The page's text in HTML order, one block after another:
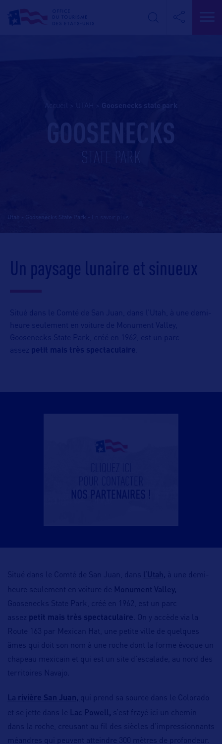
Accueil UTAH goosenecks state park
GOOSENECKS
STATE PARK
Utah - Goosenecks State Park
Un paysage lunaire et sinueux
Situé dans le Comté de San Juan, dans l’Utah, à une demi-
heure seulement en voiture de Monument Valley,
Goosenecks State Park, créé en 1962, est un parc
assez petit mais très spectaculaire
Situé dans le Comté de San Juan, dans l’Utah, à une demi-
heure seulement en voiture de Monument Valley,
Goosenecks State Park, créé en 1962, est un parc
assez petit mais très spectaculaire . On y accède via la
Route 163 par Mexican Hat, une petite ville de quelques
âmes qui doit son nom à une roche dont la forme évoque un
chapeau mexicain et qui est un site d’escalade, au nord des
territoires Navajo.
La rivière San Juan, qui prend sa source dans le Colorado
et se jette dans le Lac Powell , s’est frayé ici un chemin
dans la roche, creusant au fil des siècles d’impressionnants
méandres qui peuvent atteindre 300 mètres de profondeur.